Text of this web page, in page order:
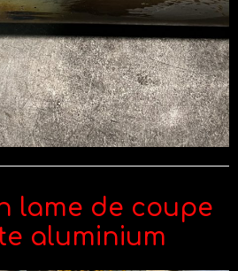
lame de coupe
aluminium